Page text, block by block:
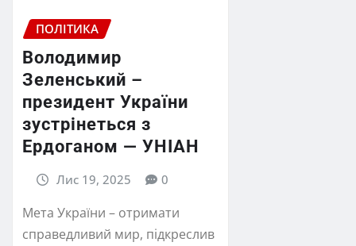
ПОЛІТИКА
Володимир
Зеленський –
президент України
зустрінеться з
Ердоганом — УНІАН
Лис 19, 2025 0
Мета України – отримати
справедливий мир, підкреслив